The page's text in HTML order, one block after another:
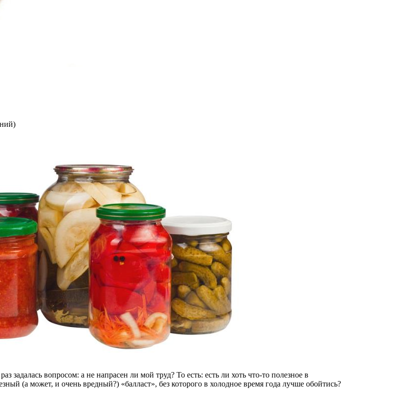
)
задалась вопросом: а не напрасен ли мой труд? То есть: есть ли хоть что-то полезное в
(а может, и очень вредный?) «балласт», без которого в холодное время года лучше обойтись?